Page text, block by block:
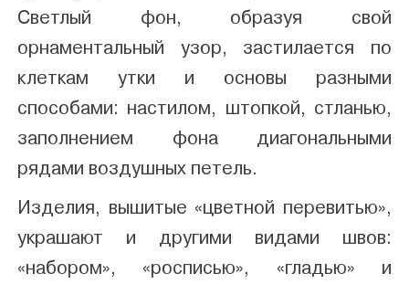
Светлый фон, образуя свой
орнаментальный узор, застилается по
клеткам утки и основы разными
способами: настилом, штопкой, стланью,
заполнением фона диагональными
рядами воздушных петель.
Изделия, вышитые «цветной перевитью»,
украшают и другими видами швов:
«набором», «росписью», «гладью» и